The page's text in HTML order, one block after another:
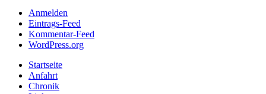
Anmelden
Eintrags-Feed
Kommentar-Feed
WordPress.org
Startseite
Anfahrt
Chronik